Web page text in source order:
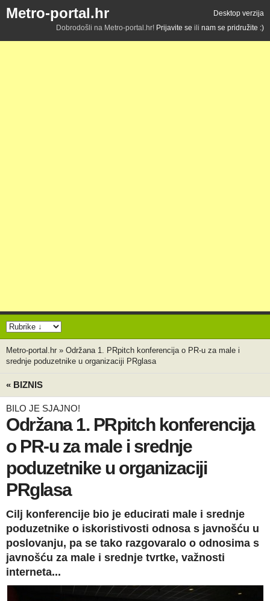
Metro-portal.hr
Desktop verzija
Dobrodošli na Metro-portal.hr! Prijavite se ili nam se pridružite :)
Metro-portal.hr » Održana 1. PRpitch konferencija o PR-u za male i
srednje poduzetnike u organizaciji PRglasa
« BIZNIS
BILO JE SJAJNO!
Održana 1. PRpitch konferencija
o PR-u za male i srednje
poduzetnike u organizaciji
PRglasa
Cilj konferencije bio je educirati male i srednje
poduzetnike o iskoristivosti odnosa s javnošću u
poslovanju, pa se tako razgovaralo o odnosima s
javnošću za male i srednje tvrtke, važnosti
interneta...